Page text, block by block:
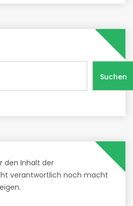
Suchen
den Inhalt der
verantwortlich noch macht